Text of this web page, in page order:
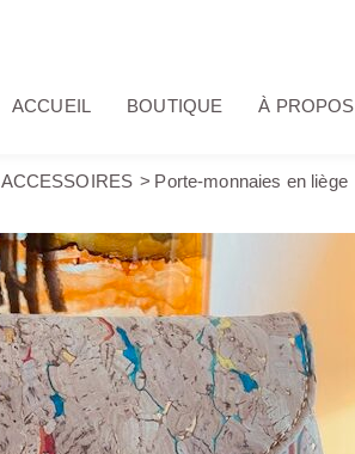
ACCUEIL BOUTIQUE À PROPOS
ACCESSOIRES Porte-monnaies en liège